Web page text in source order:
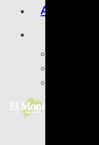
ARTE,